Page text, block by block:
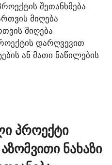
ᲨᲔᲗᲐᲜᲮᲛᲔᲑᲐ
ᲛᲘᲦᲔᲑᲐ
ᲛᲘᲦᲔᲑᲐ
ᲓᲐᲠᲦᲕᲔᲕᲘᲗ
ᲐᲜ ᲛᲐᲗᲘ ᲜᲐᲬᲘᲚᲔᲑᲘᲡ
ᲞᲠᲝᲔᲥᲢᲘ
ᲐᲖᲝᲛᲕᲘᲗᲘ ᲜᲐᲮᲐᲖᲘ